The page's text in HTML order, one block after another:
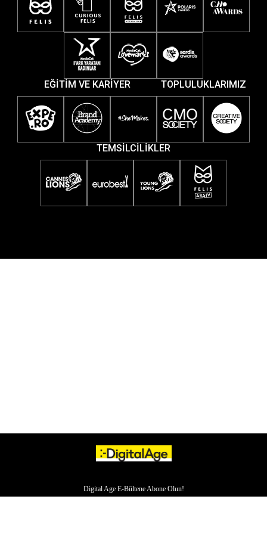
EĞİTİM VE KARİYER TOPLULUKLARIMIZ
TEMSİLCİLİKLER
Digital Age E-Bültene Abone Olun!